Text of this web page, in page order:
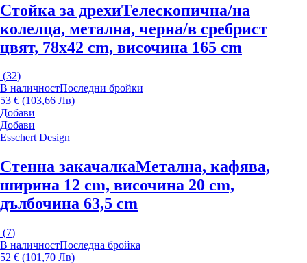
Стойка за дрехиТелескопична/на
колелца, метална, черна/в сребрист
цвят, 78x42 cm, височина 165 cm
(32)
В наличностПоследни бройки
53 € (103,66 Лв)
Добави
Добави
Esschert Design
Стенна закачалкаМетална, кафява,
ширина 12 cm, височина 20 cm,
дълбочина 63,5 cm
(7)
В наличностПоследна бройка
52 € (101,70 Лв)